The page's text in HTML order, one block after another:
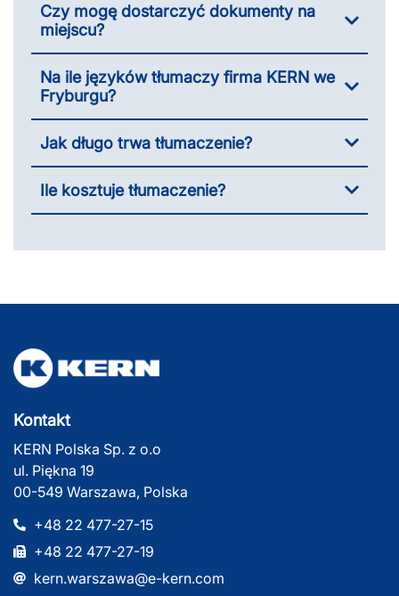
Czy mogę dostarczyć dokumenty na
miejscu?
Na ile języków tłumaczy firma KERN we
Fryburgu?
Jak długo trwa tłumaczenie?
Ile kosztuje tłumaczenie?
Kontakt
KERN Polska Sp. z o.o
ul. Piękna 19
00-549 Warszawa, Polska
+48 22 477-27-15
+48 22 477-27-19
kern.warszawa@e-kern.com